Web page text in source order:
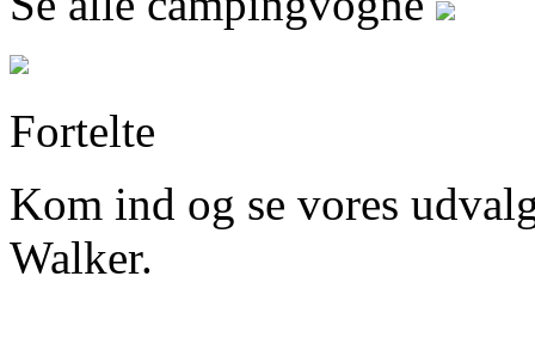
Fortelte
Kom ind og se vores
Walker.